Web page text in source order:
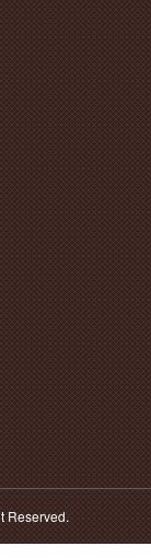
Reserved.